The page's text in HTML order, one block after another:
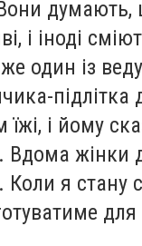
і іноді
один із
підлітка
і йому
Вдома жінки
Коли я стану
для